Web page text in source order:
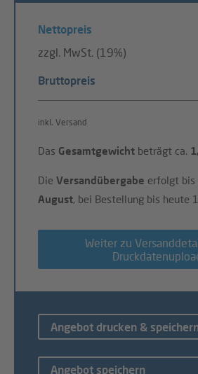
Nettopreis
zzgl. MwSt. (19%)
Bruttopreis
inkl. Versand
Das Gesamtgewicht beträgt ca.
Die Versandübergabe erfolgt bis
August, bei Bestellung bis heute
Weiter zu
Angebot drucken &
Angebot speichern